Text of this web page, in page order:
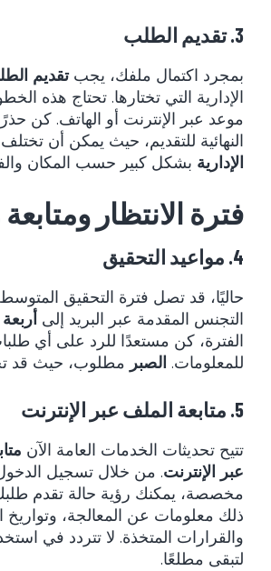
3. تقديم الطلب
بمجرد اكتمال ملفك، يجبتقديم
الإدارية التي تختارها. تحتاج هذه
موعد عبر الإنترنت أو الهاتف. كن
النهائية للتقديم، حيث يمكن أن تختلف
الإدارية بشكل كبير حسب المكان
فترة الانتظار
4. مواعيد التحقيق
حاليًا، قد تصل فترة التحقيق
التجنس المقدمة عبر البريد إلى
الفترة، كن مستعدًا للرد على أي
للمعلومات. الصبر مطلوب، حيث قد
5. متابعة الملف عبر الإنترنت
تتيح تحديثات الخدمات العامة الآن
عبر الإنترنت. من خلال تسجيل الدخول
مخصصة، يمكنك رؤية حالة تقدم
ذلك معلومات عن المعالجة، وتواريخ
والقرارات المتخذة. لا تتردد في
لتبقى مطلعًا.